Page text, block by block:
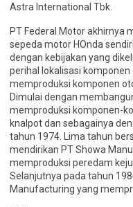
Astra International Tbk.
PT Federal Motor akhirnya
sepeda motor HOnda
dengan kebijakan yang
perihal lokalisasi
memproduksi komponen
Dimulai dengan
memproduksi komponen-
knalpot dan sebagainya
tahun 1974. Lima tahun
mendirikan PT Showa
memproduksi peredam
Selanjutnya pada tahun
Manufacturing yang